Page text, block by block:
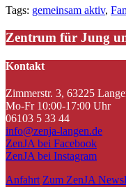
Tags: gemeinsam aktiv,
Zentrum für Jung
Kontakt
Zimmerstr. 3, 63225
Mo-Fr 10:00-17:00 Uhr
06103 5 33 44
info@zenja-langen.de
ZenJA bei Facebook
ZenJA bei Instagram
Anfahrt Zum ZenJA